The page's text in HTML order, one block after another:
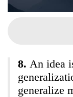
An idea
generalize